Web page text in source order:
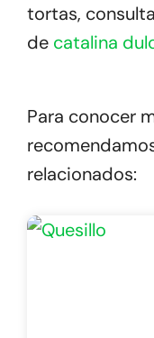
tortas,
de catalina
Para conocer
relacionados: